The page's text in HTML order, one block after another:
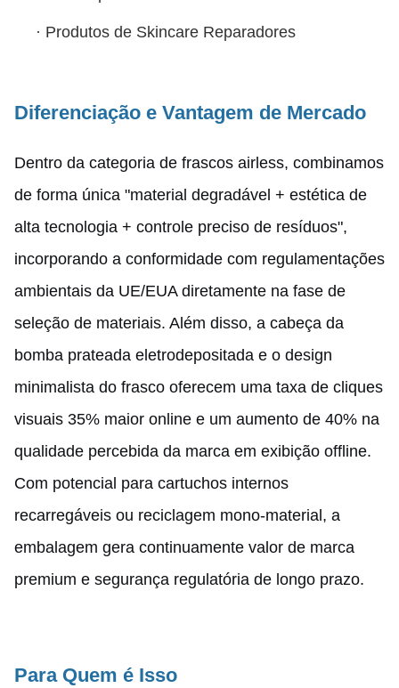
· Produtos de Skincare Reparadores
Diferenciação e Vantagem de Mercado
Dentro da categoria de frascos airless, combinamos
de forma única "material degradável + estética de
alta tecnologia + controle preciso de resíduos",
incorporando a conformidade com regulamentações
ambientais da UE/EUA diretamente na fase de
seleção de materiais. Além disso, a cabeça da
bomba prateada eletrodepositada e o design
minimalista do frasco oferecem uma taxa de cliques
visuais 35% maior online e um aumento de 40% na
qualidade percebida da marca em exibição offline.
Com potencial para cartuchos internos
recarregáveis ou reciclagem mono-material, a
embalagem gera continuamente valor de marca
premium e segurança regulatória de longo prazo.
Para Quem é Isso